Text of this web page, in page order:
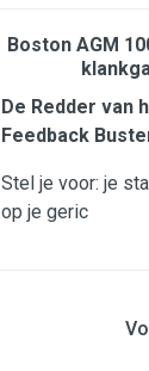
Boston AGM
De Redder van
Feedback
Stel je voor: je
op je geric